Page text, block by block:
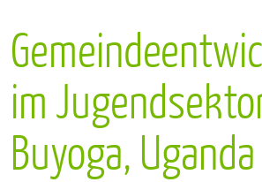
im
Buyoga, Uganda